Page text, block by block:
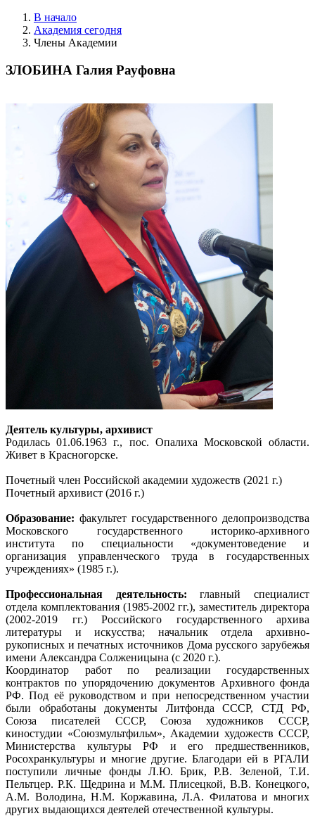
В начало
Академия сегодня
Члены Академии
ЗЛОБИНА Галия Рауфовна
Деятель культуры, архивист
Родилась 01.06.1963 г., пос. Опалиха Московской области.
Живет в Красногорске.
Почетный член Российской академии художеств (2021 г.)
Почетный архивист (2016 г.)
Образование: факультет государственного делопроизводства
Московского государственного историко-архивного
института по специальности «документоведение и
организация управленческого труда в государственных
учреждениях» (1985 г.).
Профессиональная деятельность: главный специалист
отдела комплектования (1985-2002 гг.), заместитель директора
(2002-2019 гг.) Российского государственного архива
литературы и искусства; начальник отдела архивно-
рукописных и печатных источников Дома русского зарубежья
имени Александра Солженицына (с 2020 г.).
Координатор работ по реализации государственных
контрактов по упорядочению документов Архивного фонда
РФ. Под её руководством и при непосредственном участии
были обработаны документы Литфонда СССР, СТД РФ,
Союза писателей СССР, Союза художников СССР,
киностудии «Союзмультфильм», Академии художеств СССР,
Министерства культуры РФ и его предшественников,
Росохранкультуры и многие другие. Благодари ей в РГАЛИ
поступили личные фонды Л.Ю. Брик, Р.В. Зеленой, T.И.
Пельтцер. P.К. Щедрина и М.М. Плисецкой, В.В. Конецкого,
A.M. Володина, H.М. Коржавина, Л.А. Филатова и многих
других выдающихся деятелей отечественной культуры.